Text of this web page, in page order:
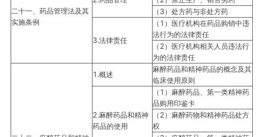
二十一、药品管理法及其
实施条例
（3）处方药与非处方药
3.法律责任
（1）医疗机构在药品购销中违
法行为的法律责任
（2）医疗机构相关人员违法行
为的法律责任
1.概述
麻醉药品和精神药品的概念及其
临床使用原则
2.麻醉药品和精神
药品的使用
（1）麻醉药品、第一类精神药
品购用印鉴卡
（2）麻醉药物和精神药品处方
权